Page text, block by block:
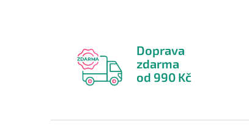
Doprava
zdarma
od 990 Kč